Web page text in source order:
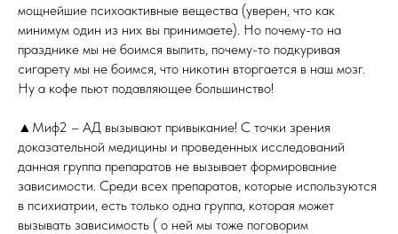
мощнейшие психоактивные вещества (уверен, что как
минимум один из них вы принимаете). Но почему-то на
празднике мы не боимся выпить, почему-то подкуривая
сигарету мы не боимся, что никотин вторгается в наш мозг.
Ну а кофе пьют подавляющее большинство!
▲Миф2 – АД вызывают привыкание! С точки зрения
доказательной медицины и проведенных исследований
данная группа препаратов не вызывает формирование
зависимости. Среди всех препаратов, которые используются
в психиатрии, есть только одна группа, которая может
вызывать зависимость ( о ней мы тоже поговорим